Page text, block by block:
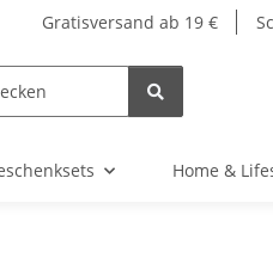
Gratisversand ab 19 €
Home &